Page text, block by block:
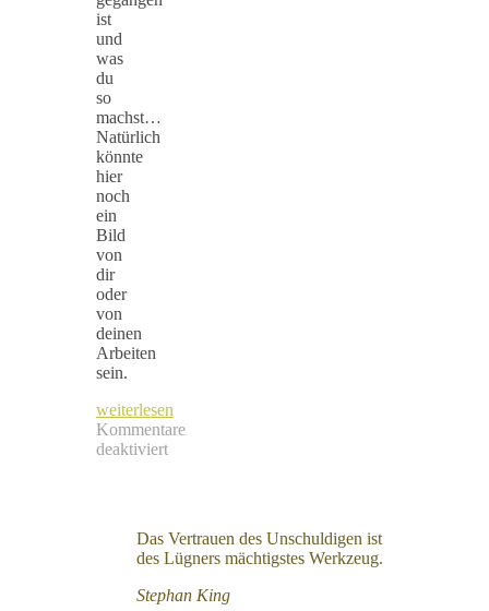
ist
und
was
du
so
machst…
Natürlich
könnte
hier
noch
ein
Bild
von
dir
oder
von
deinen
Arbeiten
sein.
weiterlesen
Kommentare
deaktiviert
Das Vertrauen des Unschuldigen ist
des Lügners mächtigstes Werkzeug.
Stephan King